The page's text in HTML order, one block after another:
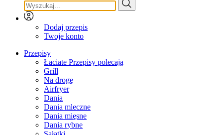
Dodaj przepis
Twoje konto
Przepisy
Łaciate Przepisy polecają
Grill
Na drogę
Airfryer
Dania
Dania mleczne
Dania mięsne
Dania rybne